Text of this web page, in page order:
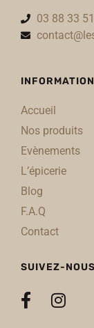
03 88 33
Accueil
Nos produits
Evènements
L’épicerie
Blog
F.A.Q
Contact
SUIVEZ-NOUS